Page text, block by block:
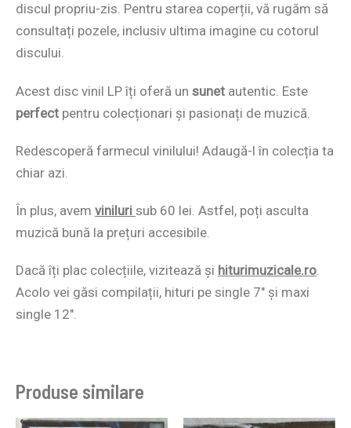
discul propriu-zis. Pentru starea coperții, vă rugăm să
consultați pozele, inclusiv ultima imagine cu cotorul
discului.
Acest disc vinil LP îți oferă un sunet autentic. Este
perfect pentru colecționari și pasionați de muzică.
Redescoperă farmecul vinilului! Adaugă-l în colecția ta
chiar azi.
În plus, avem viniluri sub 60 lei. Astfel, poți asculta
muzică bună la prețuri accesibile.
Dacă îți plac colecțiile, vizitează și hiturimuzicale.ro.
Acolo vei găsi compilații, hituri pe single 7″ și maxi
single 12″.
Produse similare